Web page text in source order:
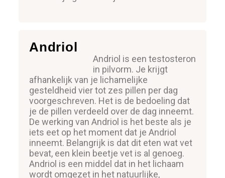
Andriol
Andriol is een testosteron
in pilvorm. Je krijgt
afhankelijk van je lichamelijke
gesteldheid vier tot zes pillen per dag
voorgeschreven. Het is de bedoeling dat
je de pillen verdeeld over de dag inneemt.
De werking van Andriol is het beste als je
iets eet op het moment dat je Andriol
inneemt. Belangrijk is dat dit eten wat vet
bevat, een klein beetje vet is al genoeg.
Andriol is een middel dat in het lichaam
wordt omgezet in het natuurlijke,